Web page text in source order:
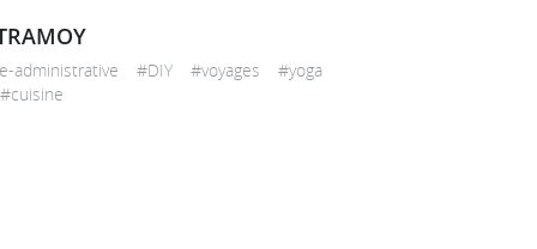
administrative #DIY #voyages #yoga